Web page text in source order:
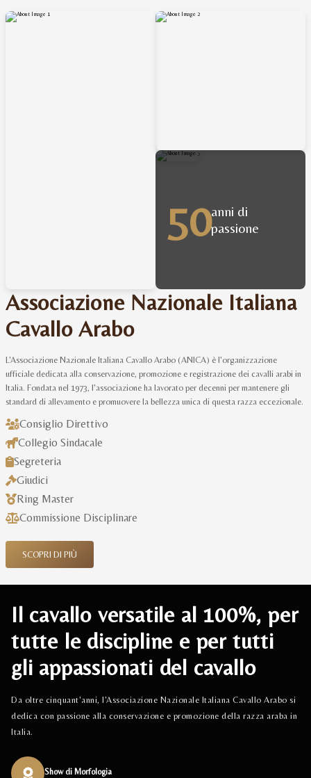
50anni di
passione
Associazione Nazionale Italiana
Cavallo Arabo
L'Associazione Nazionale Italiana Cavallo Arabo (ANICA) è l'organizzazione
ufficiale dedicata alla conservazione, promozione e registrazione dei cavalli arabi in
Italia. Fondata nel 1973, l'associazione ha lavorato per decenni per mantenere gli
standard di allevamento e promuovere la bellezza unica di questa razza eccezionale.
Consiglio Direttivo
Collegio Sindacale
Segreteria
Giudici
Ring Master
Commissione Disciplinare
SCOPRI DI PIÙ
Il cavallo versatile al 100%, per
tutte le discipline e per tutti
gli appassionati del cavallo
Da oltre cinquant'anni, l'Associazione Nazionale Italiana Cavallo Arabo si
dedica con passione alla conservazione e promozione della razza araba in
Italia.
Show di Morfologia